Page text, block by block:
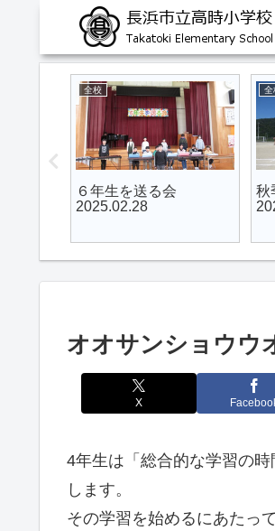
5年
５・６年生 長浜市小
学校陸上記録会
5
5
ス
オオサンショウウ
X
4年生は「総合的な学習の
します。
その学習を始めるにあたっ